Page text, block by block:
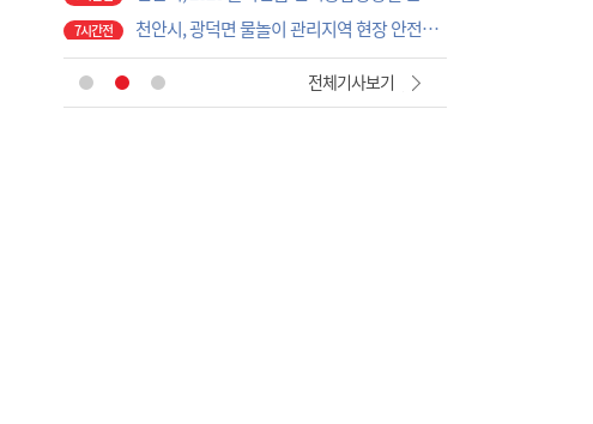
9시간전 당진시, 고향사랑기부금으로 '초등학교 야구부 초청대회' 개최
1시간전 부여소방서, 폭염 속 드론 띄웠더니…땡볕 밭일 어르신 포착 ‘긴급 귀가’
1시간전
전체기사보기